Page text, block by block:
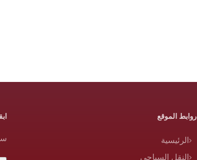
روابط الموقع
الرئيسية
النقل السياحى